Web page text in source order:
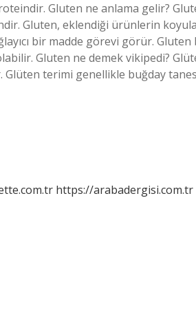
Gluten ne anlama gelir?
Gluten, eklendiği ürünlerin
bir madde görevi görür.
Gluten ne demek vikipedi?
terimi genellikle buğday
https://arabadergisi.com.tr